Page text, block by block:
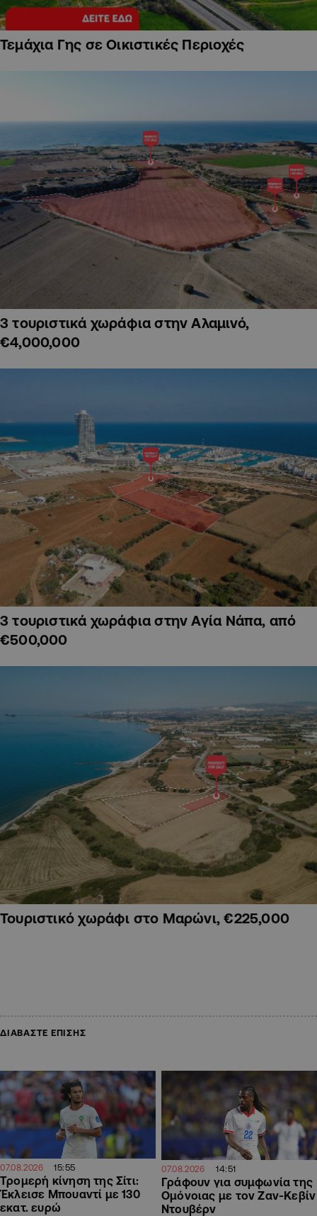
Τεμάχια Γης σε Οικιστικές Περιοχές
3 τουριστικά χωράφια στην Αλαμινό,
€4,000,000
3 τουριστικά χωράφια στην Αγία Νάπα, από
€500,000
Τουριστικό χωράφι στο Μαρώνι, €225,000
ΔΙΑΒΑΣΤΕ ΕΠΙΣΗΣ
07.08.2026 15:55
Τρομερή κίνηση της Σίτι:
Έκλεισε Μπουαντί με 130
εκατ. ευρώ
07.08.2026 14:51
Γράφουν για συμφωνία της
Ομόνοιας με τον Ζαν-Κεβίν
Ντουβέρν